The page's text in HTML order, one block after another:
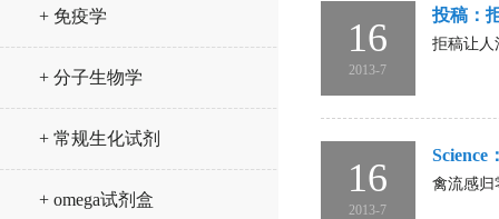
+ 免疫学
+ 分子生物学
+ 常规生化试剂
+ omega试剂盒
16
2013-7
投稿：
拒稿让人
16
2013-7
Science
禽流感归